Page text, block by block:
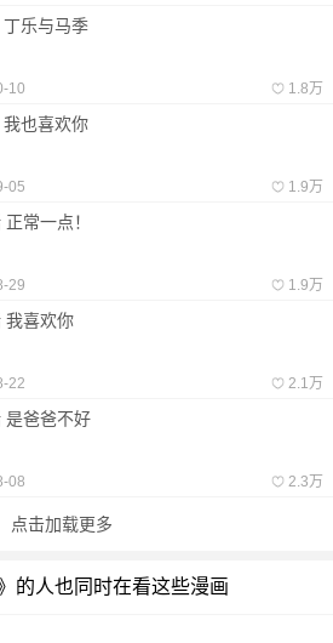
番外篇 丁乐与马季
10 1.8万
也喜欢你
05 1.9万
常一点！
29 1.9万
我喜欢你
22 2.1万
是爸爸不好
08 2.3万
点击加载更多
的人也同时在看这些漫画